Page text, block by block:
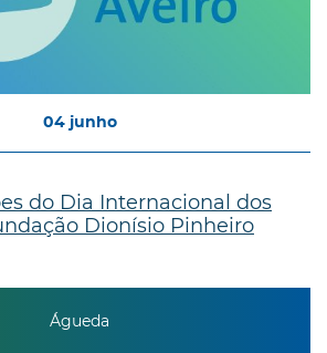
04 junho
do Dia Internacional dos
Dionísio Pinheiro
Águeda